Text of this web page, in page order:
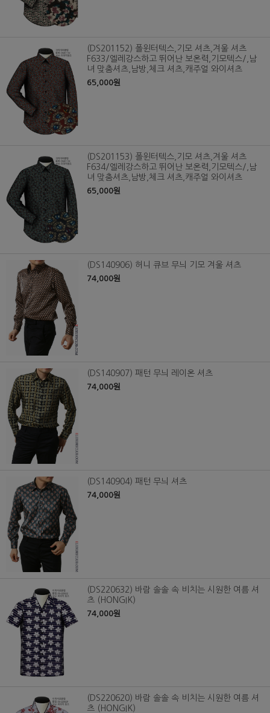
(DS201152) 폴윈터텍스,기모 셔츠,겨울 셔츠
F633/엘레강스하고 뛰어난 보온력,기모텍스/,남
녀 맞춤셔츠,남방,체크 셔츠,캐주얼 와이셔츠
65,000원
(DS201153) 폴윈터텍스,기모 셔츠,겨울 셔츠
F634/엘레강스하고 뛰어난 보온력,기모텍스/,남
녀 맞춤셔츠,남방,체크 셔츠,캐주얼 와이셔츠
65,000원
(DS140906) 허니 큐브 무늬 기모 겨울 셔츠
74,000원
(DS140907) 패턴 무늬 레이온 셔츠
74,000원
(DS140904) 패턴 무늬 셔츠
74,000원
(DS220632) 바람 솔솔 속 비치는 시원한 여름 셔
츠 (HONGIK)
74,000원
(DS220620) 바람 솔솔 속 비치는 시원한 여름 셔
츠 (HONGIK)